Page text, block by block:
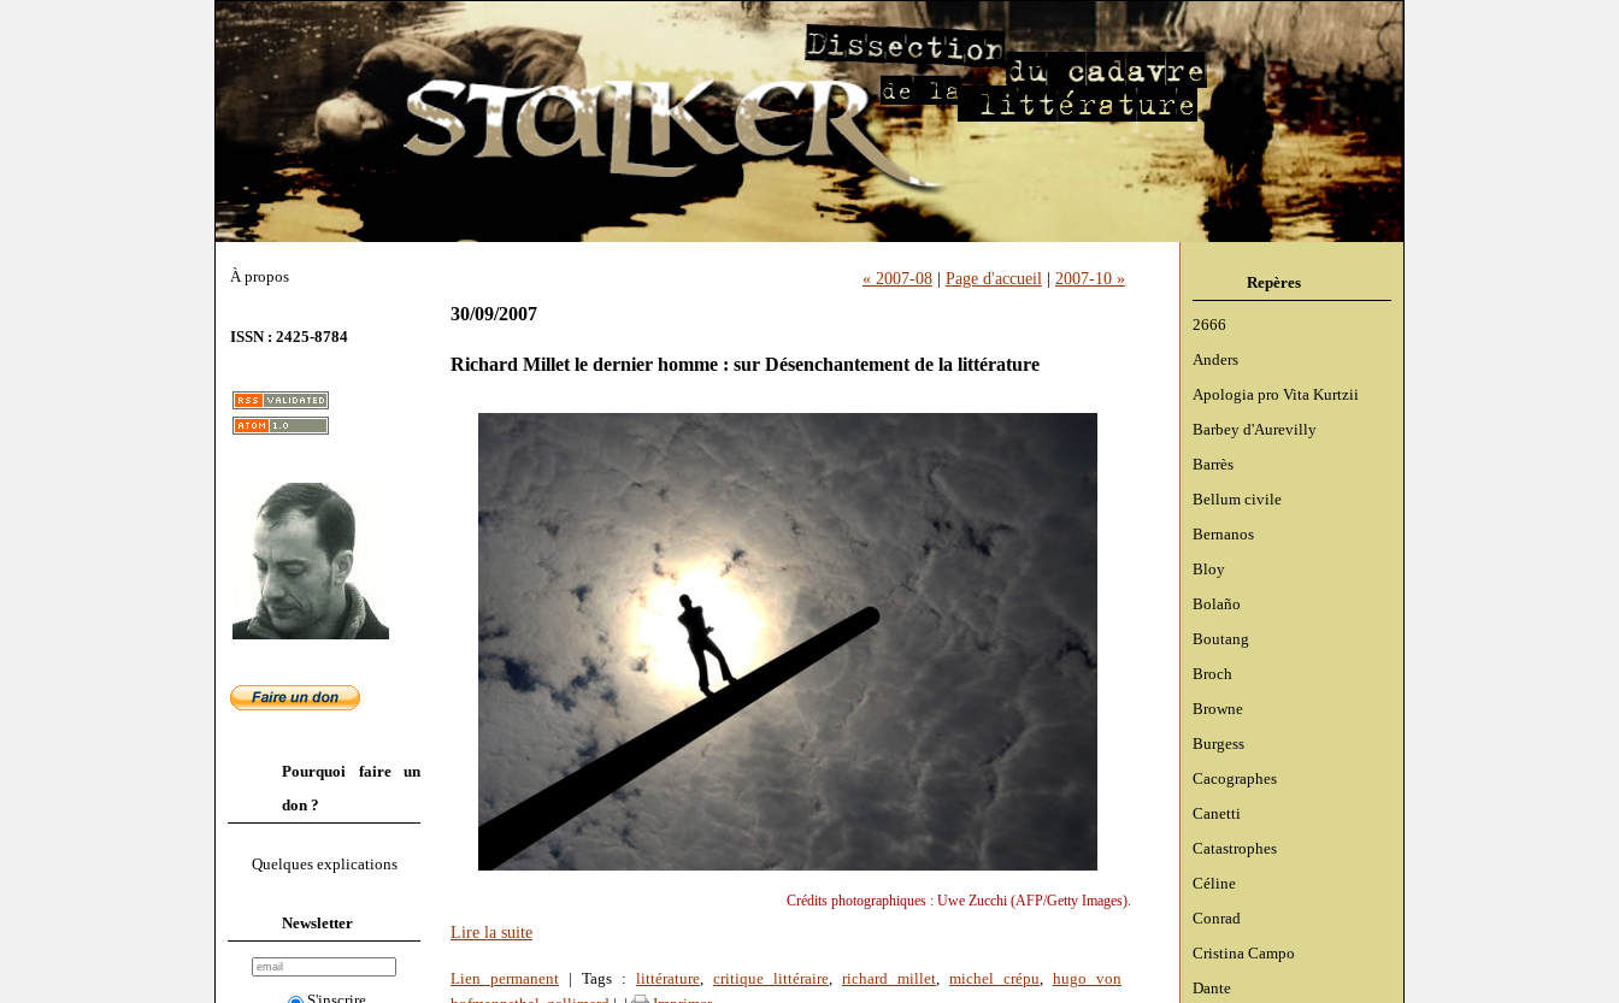
À propos
ISSN : 2425-8784
Pourquoi faire un
don ?
Quelques explications
Newsletter
Repères
2666
Anders
Apologia pro Vita Kurtzii
Barbey d'Aurevilly
Barrès
Bellum civile
Bernanos
Bloy
Bolaño
Boutang
Broch
Browne
Burgess
Cacographes
Canetti
Catastrophes
Céline
Conrad
Cristina Campo
Dante
« 2007-08| Page d'accueil | 2007-10 »
30/09/2007
Richard Millet le dernier homme : sur Désenchantement de la littérature
Crédits photographiques : Uwe Zucchi (AFP/Getty Images).
Lire la suite
Lien permanent | Tags : littérature, critique littéraire, richard millet, michel crépu, hugo von